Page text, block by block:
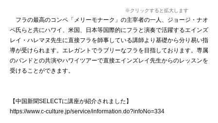
※クリックすると拡大します
フラの最高のコンペ「メリーモナーク」の主宰者の一人、ジョージ・ナオ
ペ氏らと共にハワイ、米国、日本等国際的にフラと演奏で活躍するエインズ
レイ・ハレマヌ先生に直接フラを師事している講師より基礎から分り易い指
導が受けられます。エレガントでラブリーなフラを目指しております。専属
のバンドとの共演やハワイツアーで直接エインズレイ先生からのレッスンを
受けることができます。
【中国新聞SELECTに講座が紹介されました】
https://www.c-culture.jp/service/information.do?infoNo=334